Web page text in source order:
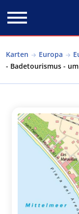
Karten Europa
- Badetourismus -